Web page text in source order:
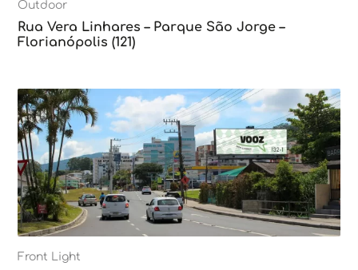
Outdoor
Rua Vera Linhares – Parque São Jorge –
Florianópolis (121)
Front Light